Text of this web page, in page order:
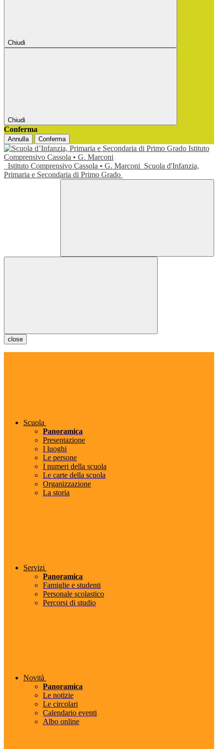
Chiudi
Chiudi
Conferma
Annulla Conferma
Istituto Comprensivo Cassola • G. Marconi Scuola d'Infanzia,
Primaria e Secondaria di Primo Grado
close
Scuola
Panoramica
Presentazione
I luoghi
Le persone
I numeri della scuola
Le carte della scuola
Organizzazione
La storia
Servizi
Panoramica
Famiglie e studenti
Personale scolastico
Percorsi di studio
Novità
Panoramica
Le notizie
Le circolari
Calendario eventi
Albo online